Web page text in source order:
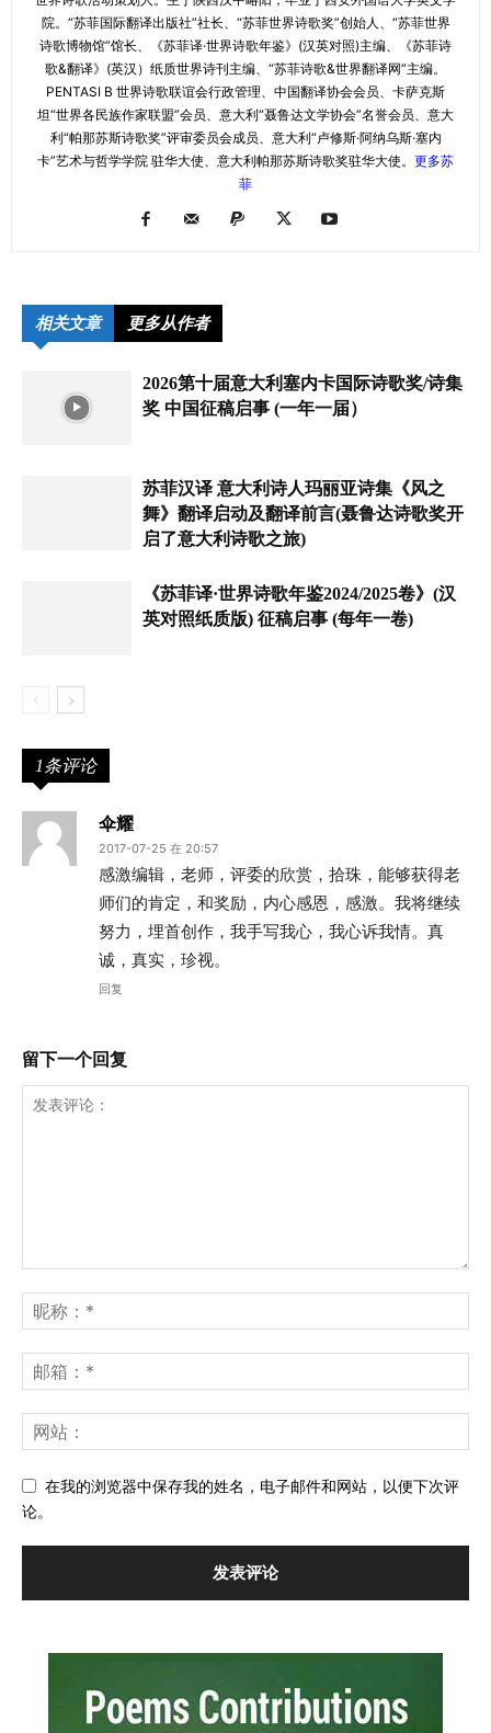
院。“苏菲国际翻译出版社”社长、“苏菲世界诗歌奖”创始人、“苏菲世界
诗歌博物馆”馆长、《苏菲译·世界诗歌年鉴》(汉英对照)主编、《苏菲诗
歌&翻译》(英汉）纸质世界诗刊主编、“苏菲诗歌&世界翻译网”主编。
PENTASI B 世界诗歌联谊会行政管理、中国翻译协会会员、卡萨克斯
坦“世界各民族作家联盟”会员、意大利“聂鲁达文学协会”名誉会员、意大
利“帕那苏斯诗歌奖”评审委员会成员、意大利“卢修斯·阿纳乌斯·塞内
卡”艺术与哲学学院 驻华大使、意大利帕那苏斯诗歌奖驻华大使。 更多苏
菲
相关文章 更多从作者
2026第十届意大利塞内卡国际诗歌奖/诗集
奖 中国征稿启事 (一年一届）
苏菲汉译 意大利诗人玛丽亚诗集《风之
舞》翻译启动及翻译前言(聂鲁达诗歌奖开
启了意大利诗歌之旅)
《苏菲译·世界诗歌年鉴2024/2025卷》(汉
英对照纸质版) 征稿启事 (每年一卷)
1条评论
伞耀
2017-07-25 在 20:57
感激编辑，老师，评委的欣赏，拾珠，能够获得老
师们的肯定，和奖励，内心感恩，感激。我将继续
努力，埋首创作，我手写我心，我心诉我情。真
诚，真实，珍视。
回复
留下一个回复
在我的浏览器中保存我的姓名，电子邮件和网站，以便下次评
论。